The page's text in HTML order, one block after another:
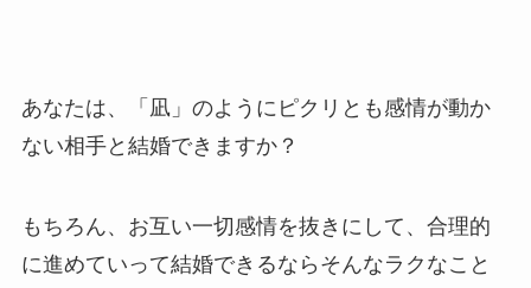
あなたは、「凪」のようにピクリとも感情が動か
ない相手と結婚できますか？
もちろん、お互い一切感情を抜きにして、合理的
に進めていって結婚できるならそんなラクなこと